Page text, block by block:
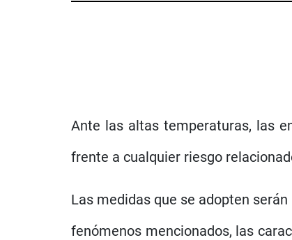
Ante las altas temperaturas, las
frente a cualquier riesgo
Las medidas que se adopten
fenómenos mencionados, las